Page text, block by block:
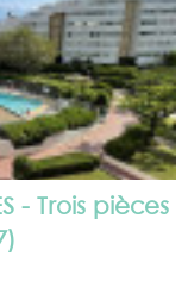
- Trois pièces
)